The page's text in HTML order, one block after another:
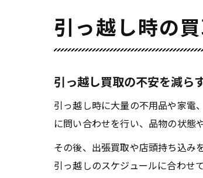
引っ越し時の
引っ越し買取の不安を減ら
引っ越し時に大量の不用品や家電
に問い合わせを行い、品物の状態
その後、出張買取や店頭持ち込み
引っ越しのスケジュールに合わせ